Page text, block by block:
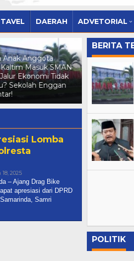
TAVEL DAERAH ADVETORIAL
Irma
Dicabut Polda
Kuasa Hukum
Pertimbangkan
Nekat! Kafe
Superclub
Ijin dan
Samarinda
Lomba
2025By
Halamankanancom@gmail.com
– Ajang Drag Bike
apresiasi dari DPRD
Samri
BERITA
POLITIK
DPRD
Lewat Jalur
Mampu? Seko…